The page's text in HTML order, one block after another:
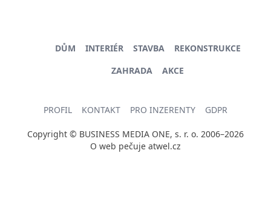
DŮM INTERIÉR STAVBA
REKONSTRUKCE
ZAHRADA
AKCE
PROFIL KONTAKT PRO INZERENTY GDPR
Copyright © BUSINESS MEDIA ONE, s. r. o. 2006–2026